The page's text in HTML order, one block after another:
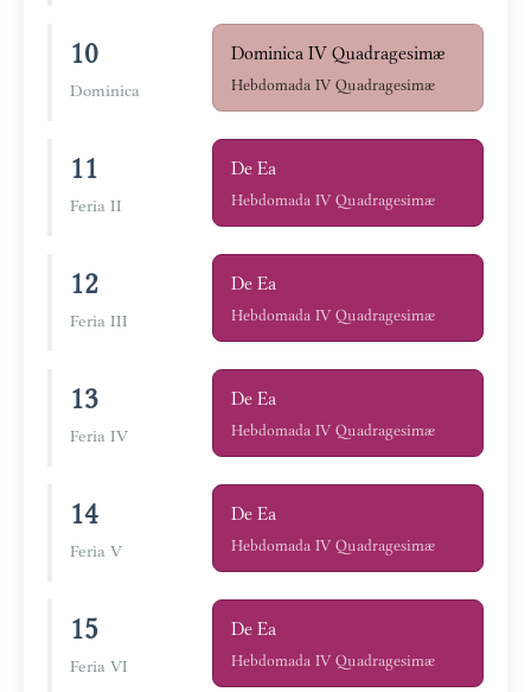
10
Dominica
Dominica IV Quadragesimæ
Hebdomada IV Quadragesimæ
11
Feria II
De Ea
Hebdomada IV Quadragesimæ
12
Feria III
De Ea
Hebdomada IV Quadragesimæ
13
Feria IV
De Ea
Hebdomada IV Quadragesimæ
14
Feria V
De Ea
Hebdomada IV Quadragesimæ
15
Feria VI
De Ea
Hebdomada IV Quadragesimæ